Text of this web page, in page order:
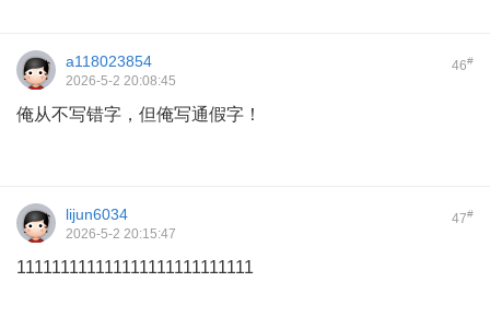
46#
a118023854
2026-5-2 20:08:45
俺从不写错字，但俺写通假字！
47#
lijun6034
2026-5-2 20:15:47
111111111111111111111111111